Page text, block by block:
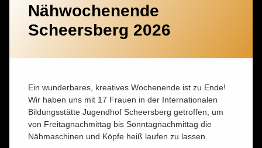
Nähwochenende
Scheersberg 2026
Ein wunderbares, kreatives Wochenende ist zu Ende!
Wir haben uns mit 17 Frauen in der Internationalen
Bildungsstätte Jugendhof Scheersberg getroffen, um
von Freitagnachmittag bis Sonntagnachmittag die
Nähmaschinen und Köpfe heiß laufen zu lassen.
Kommentar
zu
Nähwochenende
Scheersberg